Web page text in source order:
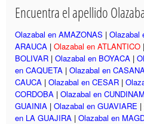
Encuentra el apellido
Olazabal en AMAZONAS | Olazabal
ARAUCA | Olazabal en ATLANTICO |
BOLIVAR | Olazabal en BOYACA |
en CAQUETA | Olazabal en
CAUCA | Olazabal en CESAR |
CORDOBA | Olazabal en
GUAINIA | Olazabal en GUAVIARE |
en LA GUAJIRA | Olazabal en